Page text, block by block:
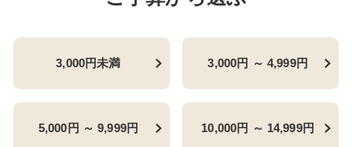
3,000円未満 3,000円 ～ 4,999円
5,000円 ～ 9,999円 10,000円 ～ 14,999円